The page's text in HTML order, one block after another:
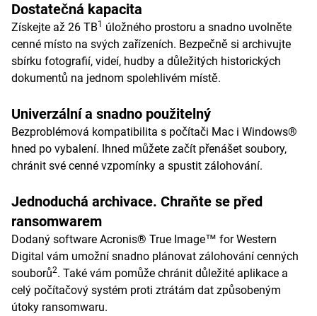
Dostatečná kapacita
Získejte až 26 TB1
úložného prostoru a snadno uvolněte
cenné místo na svých zařízeních. Bezpečně si archivujte
sbírku fotografií, videí, hudby a důležitých historických
dokumentů na jednom spolehlivém místě.
Univerzální a snadno použitelný
Bezproblémová kompatibilita s počítači Mac i Windows®
hned po vybalení. Ihned můžete začít přenášet soubory,
chránit své cenné vzpomínky a spustit zálohování.
Jednoduchá archivace. Chraňte se před
ransomwarem
Dodaný software Acronis® True Image™ for Western
Digital vám umožní snadno plánovat zálohování cenných
souborů2. Také vám pomůže chránit důležité aplikace a
celý počítačový systém proti ztrátám dat způsobeným
útoky ransomwaru.